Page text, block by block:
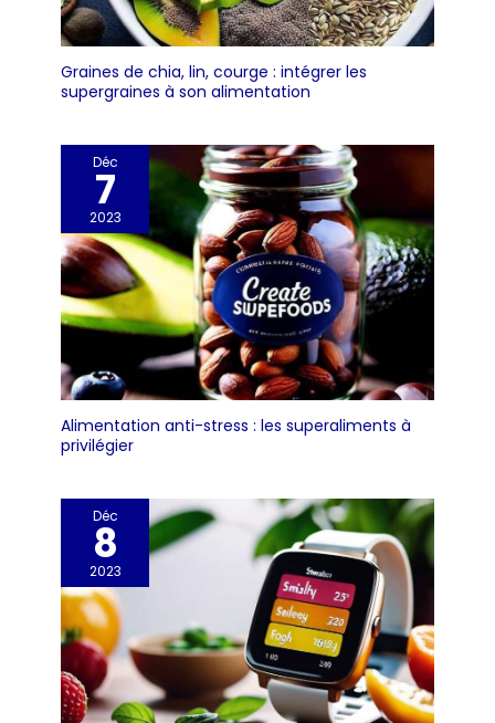
Graines de chia, lin, courge : intégrer les
supergraines à son alimentation
Déc
7
2023
Alimentation anti-stress : les superaliments à
privilégier
Déc
8
2023